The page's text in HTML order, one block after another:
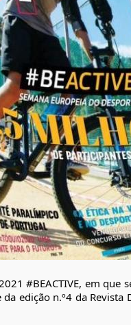
#BEACTIVE, em que
edição n.º4 da Revista